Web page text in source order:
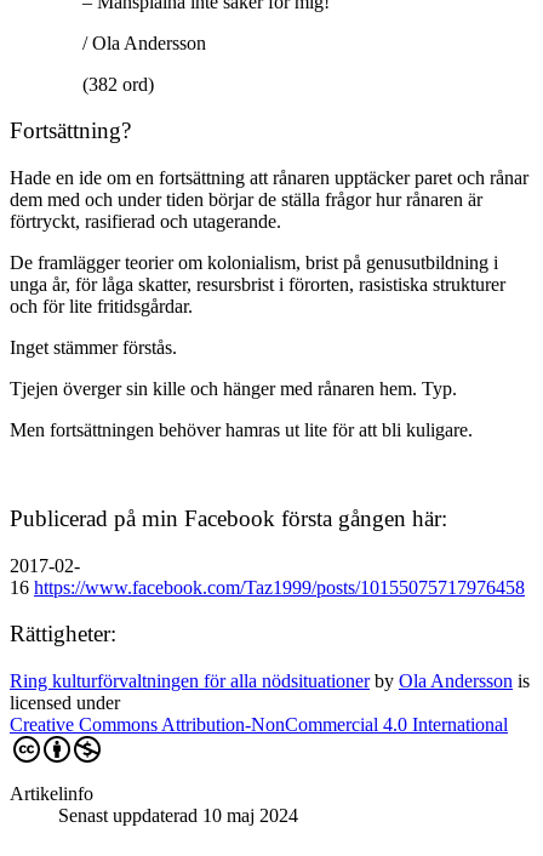
/ Ola Andersson
(382 ord)
Fortsättning?
Hade en ide om en fortsättning att rånaren upptäcker paret och rånar
dem med och under tiden börjar de ställa frågor hur rånaren är
förtryckt, rasifierad och utagerande.
De framlägger teorier om kolonialism, brist på genusutbildning i
unga år, för låga skatter, resursbrist i förorten, rasistiska strukturer
och för lite fritidsgårdar.
Inget stämmer förstås.
Tjejen överger sin kille och hänger med rånaren hem. Typ.
Men fortsättningen behöver hamras ut lite för att bli kuligare.
Publicerad på min Facebook första gången här:
2017-02-
16 https://www.facebook.com/Taz1999/posts/10155075717976458
Rättigheter:
Ring kulturförvaltningen för alla nödsituationerby Ola Andersson is
licensed under
Creative Commons Attribution-NonCommercial 4.0 International
Artikelinfo
Senast uppdaterad 10 maj 2024